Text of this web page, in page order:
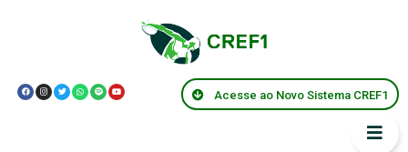
Acesse ao Novo Sistema CREF1